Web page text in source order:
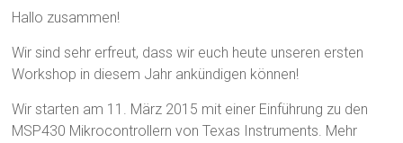
Hallo zusammen!
Wir sind sehr erfreut, dass wir euch heute unseren ersten
Workshop in diesem Jahr ankündigen können!
Wir starten am 11. März 2015 mit einer Einführung zu den
MSP430 Mikrocontrollern von Texas Instruments. Mehr